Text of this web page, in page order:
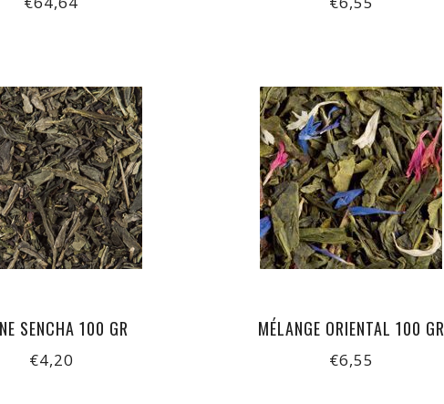
SENCHA 100 GR
€4,20
MÉLANGE ORIENTAL 100 GR
€6,55